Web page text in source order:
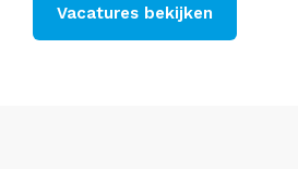
Vacatures bekijken